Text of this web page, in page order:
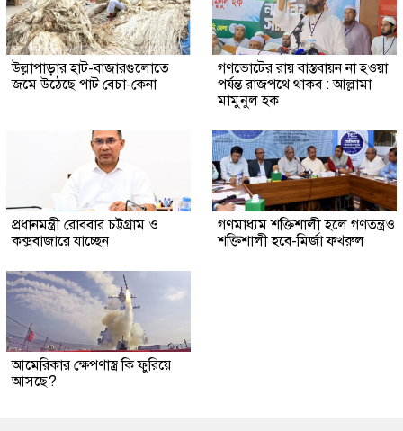
উল্লাপাড়ার হাট-বাজারগুলোতে
জমে উঠেছে পাট বেচা-কেনা
গণভোটের রায় বাস্তবায়ন না হওয়া
পর্যন্ত রাজপথে থাকব : আল্লামা
মামুনুল হক
প্রধানমন্ত্রী রোববার চট্টগ্রাম ও
কক্সবাজারে যাচ্ছেন
গণমাধ্যম শক্তিশালী হলে গণতন্ত্রও
শক্তিশালী হবে-মির্জা ফখরুল
আমেরিকার ক্ষেপণাস্ত্র কি ফুরিয়ে
আসছে?